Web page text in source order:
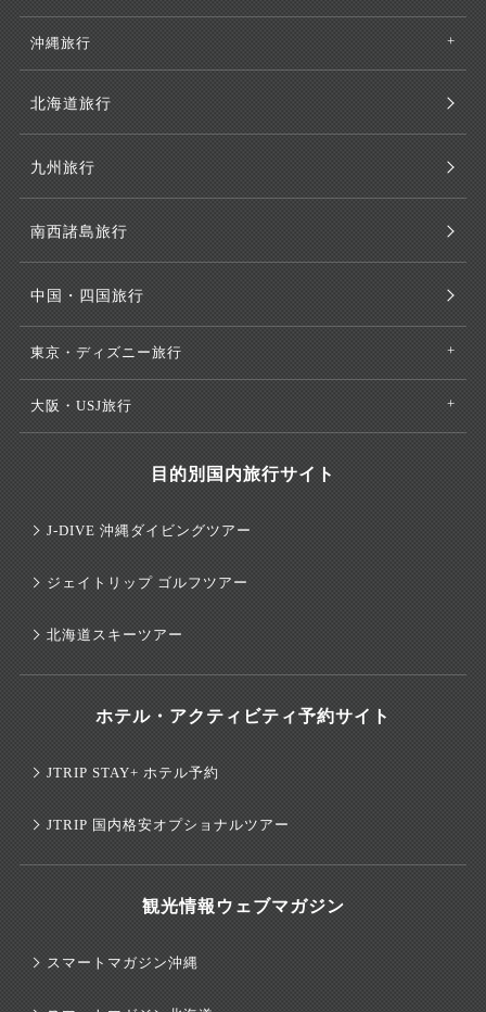
沖縄旅行
北海道旅行
九州旅行
南西諸島旅行
中国・四国旅行
東京・ディズニー旅行
大阪・USJ旅行
目的別国内旅行サイト
J-DIVE 沖縄ダイビングツアー
ジェイトリップ ゴルフツアー
北海道スキーツアー
ホテル・アクティビティ予約サイト
JTRIP STAY+ ホテル予約
JTRIP 国内格安オプショナルツアー
観光情報ウェブマガジン
スマートマガジン沖縄